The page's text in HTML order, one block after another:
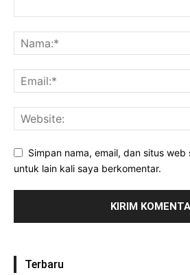
Simpan nama, email, dan situs
untuk lain kali saya berkomentar.
Terbaru